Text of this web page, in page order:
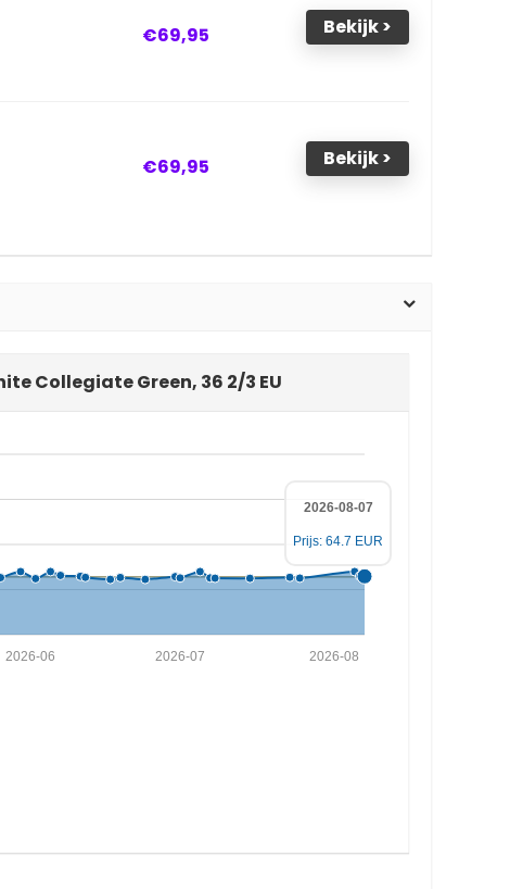
€69,95 Bekijk >
€69,95 Bekijk >
Collegiate Green, 36 2/3 EU
2026-08
2026-07
2026-06
2026-08-07
Prijs: 64.7 EUR